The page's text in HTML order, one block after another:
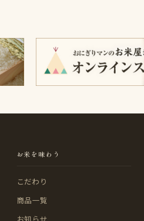
お米を味わう
こだわり
商品一覧